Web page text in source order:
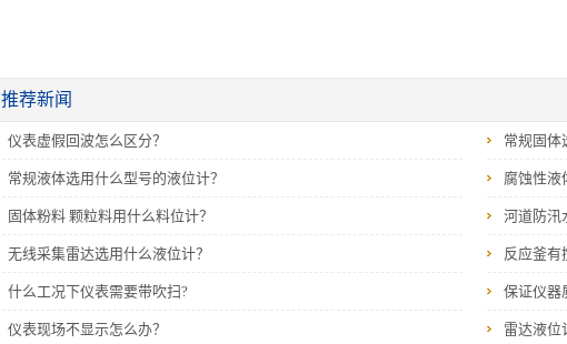
推荐新闻
仪表虚假回波怎么区分？ 常规固体
常规液体选用什么型号的液位计？ 腐蚀性液
固体粉料 颗粒料用什么料位计？ 河道防汛
无线采集雷达选用什么液位计？ 反应釜有
什么工况下仪表需要带吹扫? 保证仪器
仪表现场不显示怎么办？ 雷达液位